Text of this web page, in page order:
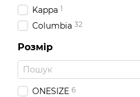
Kappa 1
Columbia 32
Розмір
ONESIZE 6